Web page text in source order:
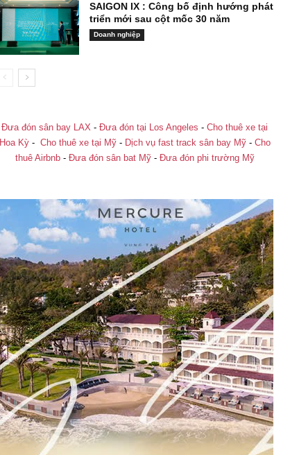
SAIGON IX : Công bố định hướng phát
triển mới sau cột mốc 30 năm
Doanh nghiệp
Đưa đón sân bay LAX - Đưa đón tại Los Angeles - Cho thuê xe tại
Hoa Kỳ- Cho thuê xe tại Mỹ- Dịch vụ fast track sân bay Mỹ- Cho
thuê Airbnb- Đưa đón sân bat Mỹ- Đưa đón phi trường Mỹ